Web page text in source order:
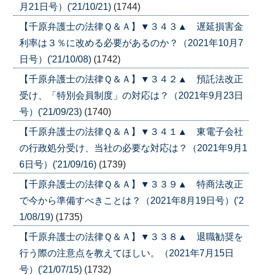
月21日号）('21/10/21) (1744)
【千原弁護士の法律Ｑ＆Ａ】▼３４３▲ 遅延損害金
利率は３％に改める必要があるのか？（2021年10月7
日号）('21/10/08) (1742)
【千原弁護士の法律Ｑ＆Ａ】▼３４２▲ 預託法改正
受け、「特別会員制度」の対応は？（2021年9月23日
号）('21/09/23) (1740)
【千原弁護士の法律Ｑ＆Ａ】▼３４１▲ 東電子会社
の行政処分受け、当社の必要な対応は？（2021年9月1
6日号）('21/09/16) (1739)
【千原弁護士の法律Ｑ＆Ａ】▼３３９▲ 特商法改正
で今から準備すべきことは？（2021年8月19日号）('2
1/08/19) (1735)
【千原弁護士の法律Ｑ＆Ａ】▼３３８▲ 退職勧奨を
行う際の注意点を教えてほしい。（2021年7月15日
号）('21/07/15) (1732)